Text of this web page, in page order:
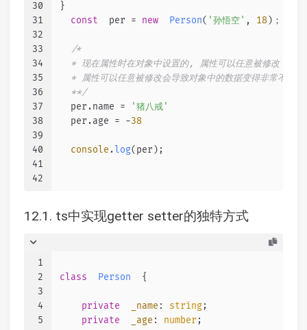
30
31
32
33
34
35
36
37
38
39
40
41
42
}
const
  per =
new Person( '孙悟空' , 18)；
/*
  * 现在属性时在对象中设置的, 属性可以任意被修改，
  * 属性可以任意被修改会导致对象中的数据变得非常不安全
  **/
  per.
name =
'猪八戒'
  per.
age = -38
console. log(per);
12.1. ts中实现getter setter的独特方式
1
2
3
4
5
class Person
  {
private _name : string;
private
_age : number ;